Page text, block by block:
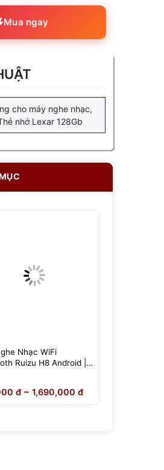
Mua ngay
cho máy nghe nhạc,
nhớ Lexar 128Gb
|
đ
Máy Nghe Nhạc Benjie
M6/M6s Android 14 –
Hãng
40,000 đ ~ 1,990,000 đ